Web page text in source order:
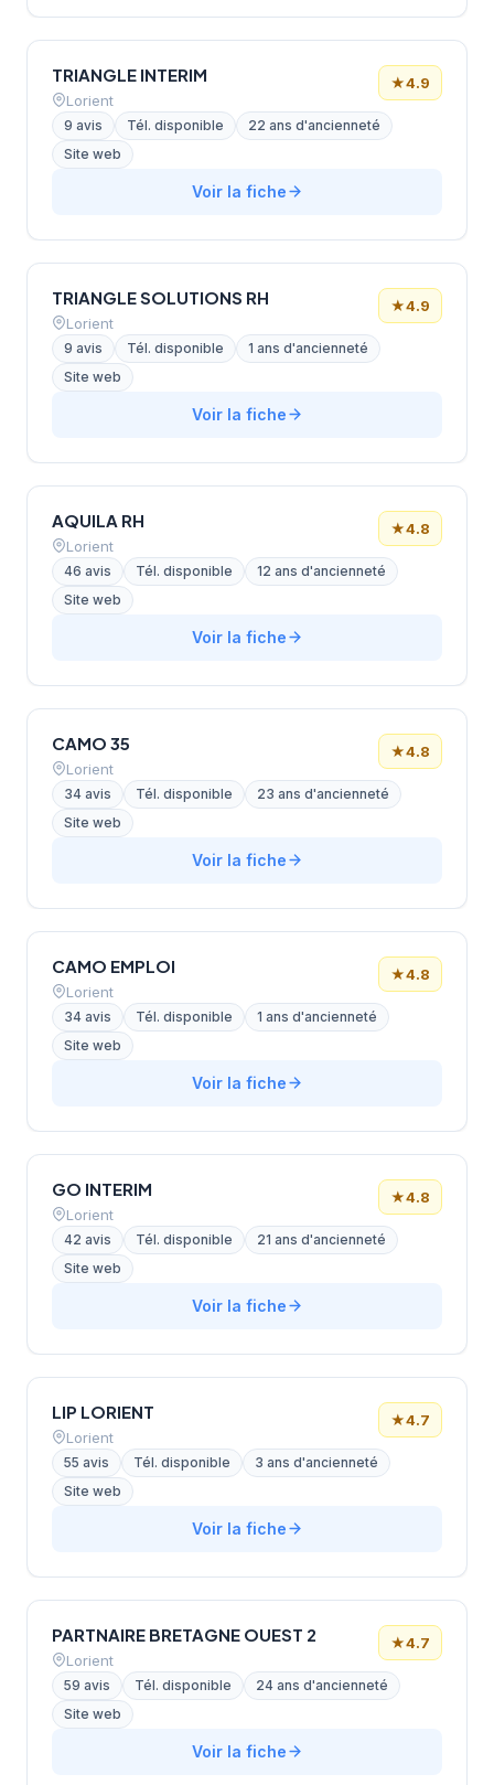
TRIANGLE INTERIM
Lorient
★4.9
9 avis Tél. disponible
22 ans d'ancienneté
Site web
Voir la fiche
TRIANGLE SOLUTIONS RH
Lorient
★4.9
9 avis Tél. disponible
1 ans d'ancienneté
Site web
Voir la fiche
AQUILA RH
Lorient
★4.8
46 avis Tél. disponible
12 ans d'ancienneté
Site web
Voir la fiche
CAMO 35
Lorient
★4.8
34 avis Tél. disponible
23 ans d'ancienneté
Site web
Voir la fiche
CAMO EMPLOI
Lorient
★4.8
34 avis Tél. disponible
1 ans d'ancienneté
Site web
Voir la fiche
GO INTERIM
Lorient
★4.8
42 avis Tél. disponible
21 ans d'ancienneté
Site web
Voir la fiche
LIP LORIENT
Lorient
★4.7
55 avis Tél. disponible
3 ans d'ancienneté
Site web
Voir la fiche
PARTNAIRE BRETAGNE OUEST 2
Lorient
★4.7
59 avis Tél. disponible
24 ans d'ancienneté
Site web
Voir la fiche